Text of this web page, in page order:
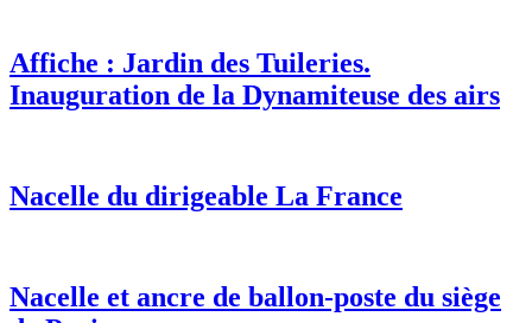
Affiche : Jardin des Tuileries.
Inauguration de la Dynamiteuse des airs
Nacelle du dirigeable La France
Nacelle et ancre de ballon-poste du siège